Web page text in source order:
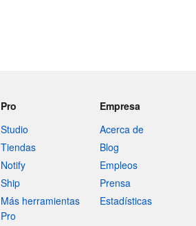
Pro
Studio
Tiendas
Notify
Ship
Más herramientas
Pro
Empresa
Acerca de
Blog
Empleos
Prensa
Estadísticas